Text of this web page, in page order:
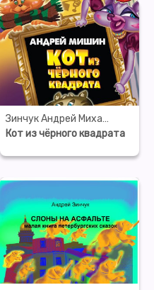
Зинчук Андрей Михайлович
Кот из чёрного квадрата